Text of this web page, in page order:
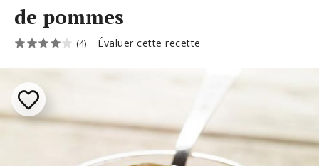
de pommes
(4) Évaluer cette recette